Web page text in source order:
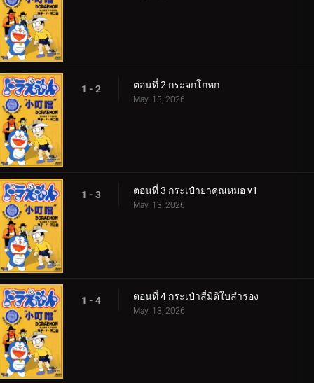
1 - 2 ตอนที่ 2 กระจกโกหก
May. 13, 2026
1 - 3 ตอนที่ 3 กระเป๋ายาคุณหมอ v1
May. 13, 2026
1 - 4 ตอนที่ 4 กระเป๋าสี่มิติใบสำรอง
May. 13, 2026